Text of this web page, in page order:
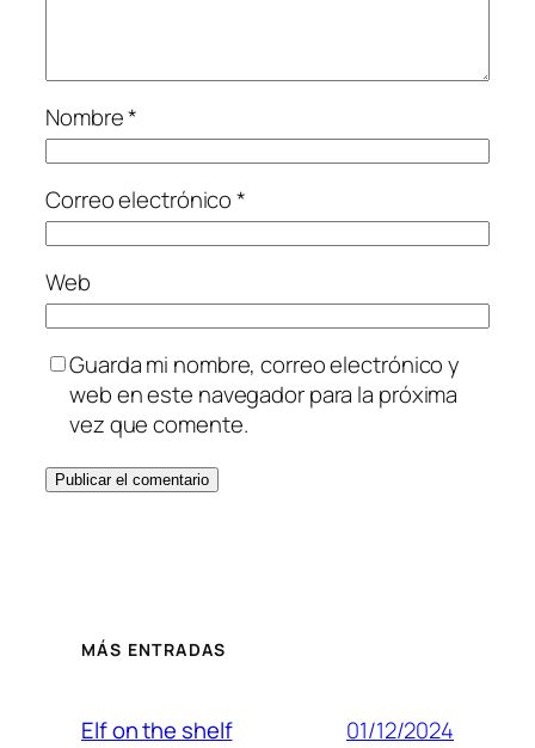
Nombre*
Correo electrónico*
Web
Guarda mi nombre, correo electrónico y
web en este navegador para la próxima
vez que comente.
MÁS ENTRADAS
Elf on the shelf 01/12/2024